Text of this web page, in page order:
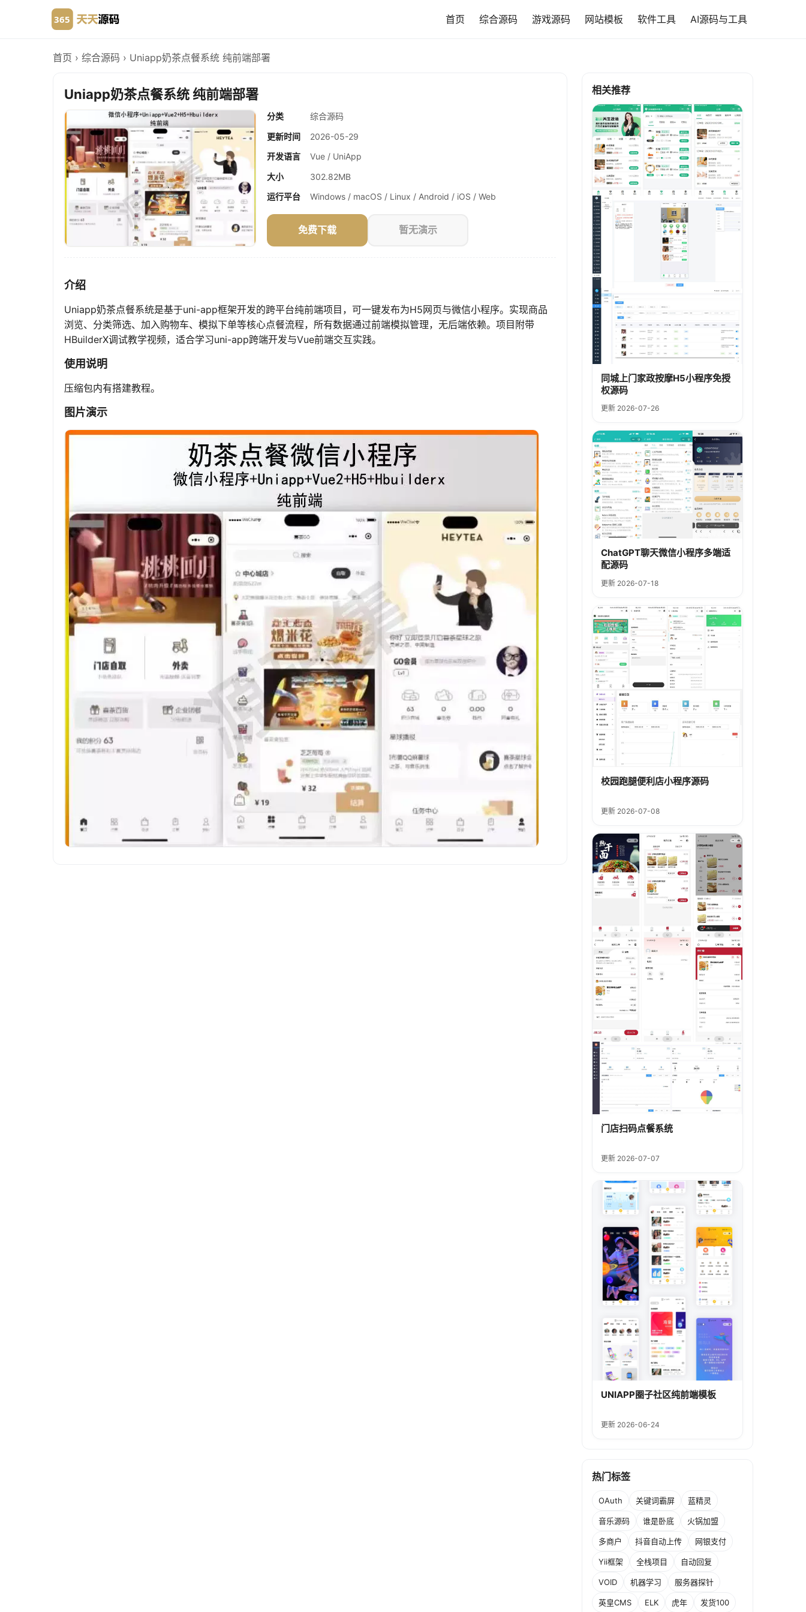
首页 综合源码 游戏源码 网站模板 软件工具 AI源码与工具
首页 › 综合源码 › Uniapp奶茶点餐系统 纯前端部署
Uniapp奶茶点餐系统 纯前端部署
分类
综合源码
更新时间
2026-05-29
开发语言
Vue / UniApp
大小
302.82MB
运行平台
Windows / macOS / Linux / Android / iOS / Web
免费下载 暂无演示
介绍
Uniapp奶茶点餐系统是基于uni-app框架开发的跨平台纯前端项目，可一键发布为H5网页与微信小程序。实现商品
浏览、分类筛选、加入购物车、模拟下单等核心点餐流程，所有数据通过前端模拟管理，无后端依赖。项目附带
HBuilderX调试教学视频，适合学习uni-app跨端开发与Vue前端交互实践。
使用说明
压缩包内有搭建教程。
图片演示
相关推荐
同城上门家政按摩H5小程序免授
权源码
更新 2026-07-26
ChatGPT聊天微信小程序多端适
配源码
更新 2026-07-18
校园跑腿便利店小程序源码
更新 2026-07-08
门店扫码点餐系统
更新 2026-07-07
UNIAPP圈子社区纯前端模板
更新 2026-06-24
热门标签
OAuth 关键词霸屏 蓝精灵
音乐源码 谁是卧底 火锅加盟
多商户 抖音自动上传 网银支付
Yii框架 全栈项目 自动回复
VOID 机器学习 服务器探针
英皇CMS ELK 虎年 发货100